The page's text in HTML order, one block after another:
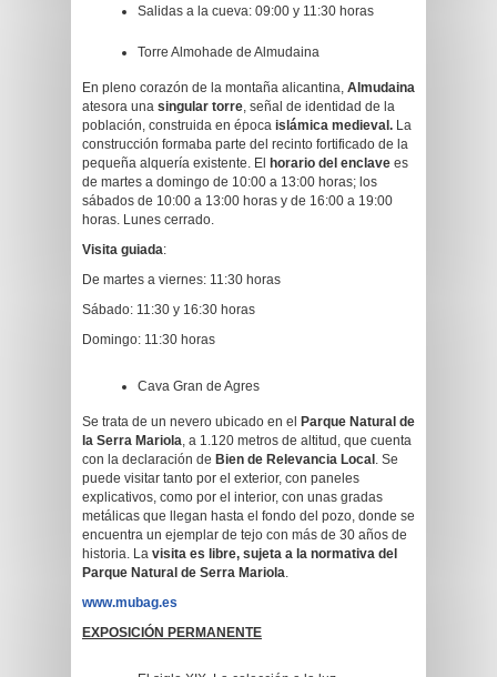
Salidas a la cueva: 09:00 y 11:30 horas
Torre Almohade de Almudaina
En pleno corazón de la montaña alicantina, Almudaina
atesora una singular torre, señal de identidad de la
población, construida en época islámica medieval. La
construcción formaba parte del recinto fortificado de la
pequeña alquería existente. El horario del enclave es
de martes a domingo de 10:00 a 13:00 horas; los
sábados de 10:00 a 13:00 horas y de 16:00 a 19:00
horas. Lunes cerrado.
Visita guiada:
De martes a viernes: 11:30 horas
Sábado: 11:30 y 16:30 horas
Domingo: 11:30 horas
Cava Gran de Agres
Se trata de un nevero ubicado en el
Parque Natural de
la Serra Mariola, a 1.120 metros de altitud, que cuenta
con la declaración de Bien de Relevancia Local . Se
puede visitar tanto por el exterior, con paneles
explicativos, como por el interior, con unas gradas
metálicas que llegan hasta el fondo del pozo, donde se
encuentra un ejemplar de tejo con más de 30 años de
historia. La visita es libre, sujeta a la normativa del
Parque Natural de Serra Mariola.
www.mubag.es
EXPOSICIÓN PERMANENTE